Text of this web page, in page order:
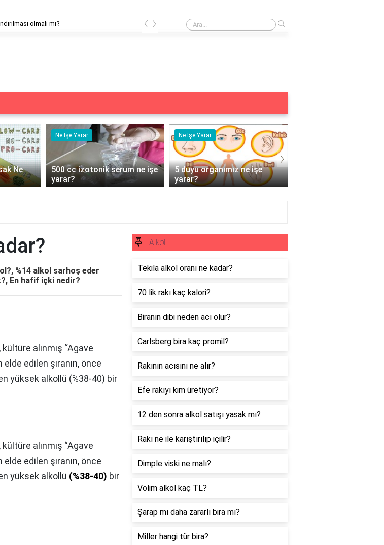
sınırlandırılması olmalı mı? Ardıç suyu ne işe yarar?
‹ ›
Ne
Ne İşe Yarar
500 cc izotonik serum ne işe
yarar?
Ne İşe Yarar
5 duyu organımız ne işe
yarar?
›
%14 alkol sarhoş eder
En hafif içki nedir?
alınmış “Agave
edilen şıranın, önce
yüksek alkollü (%38-40) bir
alınmış “Agave
edilen şıranın, önce
yüksek alkollü (%38-40) bir
Alkol
Tekila alkol oranı ne kadar?
70 lik rakı kaç kalori?
Biranın dibi neden acı olur?
Carlsberg bira kaç promil?
Rakının acısını ne alır?
Efe rakıyı kim üretiyor?
12 den sonra alkol satışı yasak mı?
Rakı ne ile karıştırılıp içilir?
Dimple viski ne malı?
Volim alkol kaç TL?
Şarap mı daha zararlı bira mı?
Miller hangi tür bira?